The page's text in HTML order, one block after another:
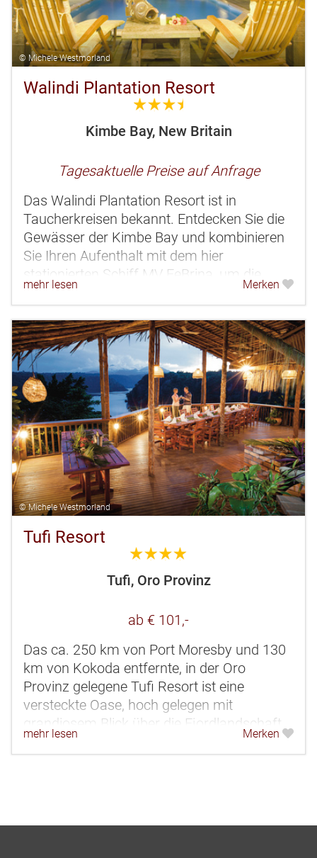
© Michele Westmorland
Walindi Plantation Resort
3.5
Kimbe Bay, New Britain
Tagesaktuelle Preise auf Anfrage
Das Walindi Plantation Resort ist in
Taucherkreisen bekannt. Entdecken Sie die
Gewässer der Kimbe Bay und kombinieren
Sie Ihren Aufenthalt mit dem hier
stationierten Schiff MV FeBrina, um die
weiter entlegenen Gewässer der
Bismarcksee zu...
mehr lesen Merken
© Michele Westmorland
Tufi Resort
4.0
Tufi, Oro Provinz
ab € 101,-
Das ca. 250 km von Port Moresby und 130
km von Kokoda entfernte, in der Oro
Provinz gelegene Tufi Resort ist eine
versteckte Oase, hoch gelegen mit
grandiosem Blick über die Fjordlandschaft,
Berge und das Meer. In einem unberührten
Teil...
mehr lesen Merken